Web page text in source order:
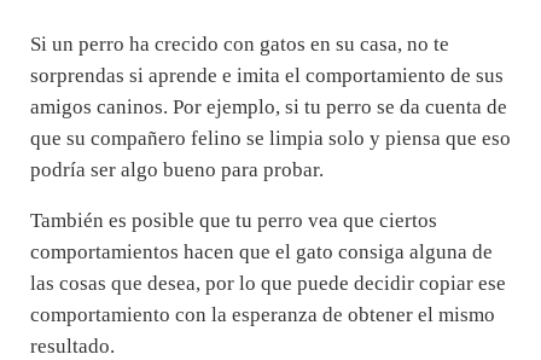
Si un perro ha crecido con gatos en su casa, no te
sorprendas si aprende e imita el comportamiento de sus
amigos caninos. Por ejemplo, si tu perro se da cuenta de
que su compañero felino se limpia solo y piensa que eso
podría ser algo bueno para probar.
También es posible que tu perro vea que ciertos
comportamientos hacen que el gato consiga alguna de
las cosas que desea, por lo que puede decidir copiar ese
comportamiento con la esperanza de obtener el mismo
resultado.